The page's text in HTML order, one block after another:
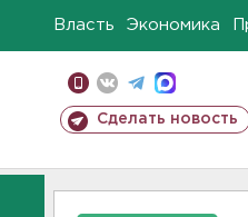
Власть Экономика
Сделать новость